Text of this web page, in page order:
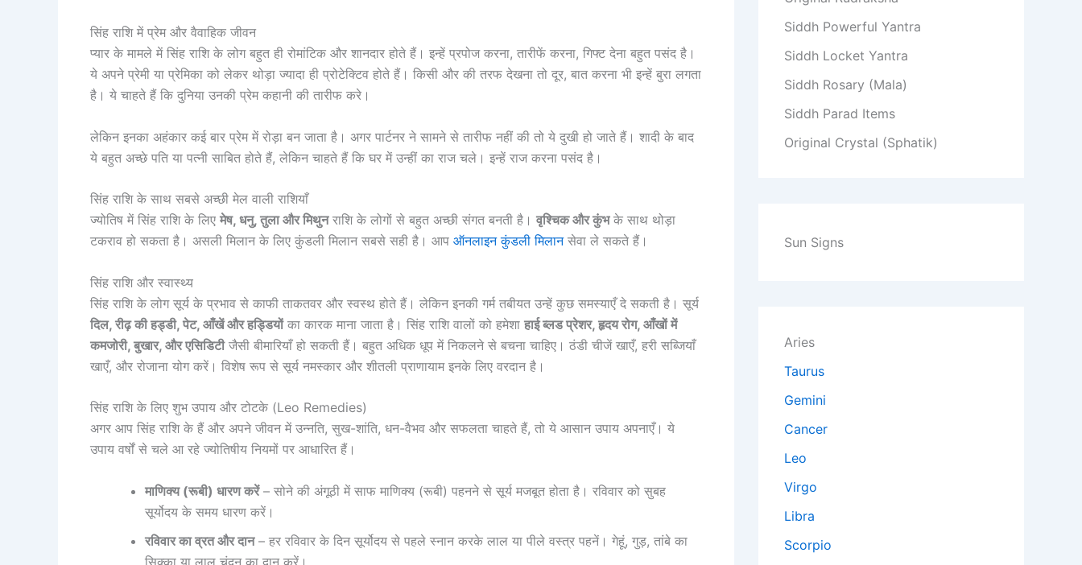
सिंह राशि में प्रेम और वैवाहिक जीवन
प्यार के मामले में सिंह राशि के लोग बहुत ही रोमांटिक और शानदार होते हैं। इन्हें प्रपोज करना, तारीफें करना, गिफ्ट देना बहुत पसंद है।
ये अपने प्रेमी या प्रेमिका को लेकर थोड़ा ज्यादा ही प्रोटेक्टिव होते हैं। किसी और की तरफ देखना तो दूर, बात करना भी इन्हें बुरा लगता
है। ये चाहते हैं कि दुनिया उनकी प्रेम कहानी की तारीफ करे।
लेकिन इनका अहंकार कई बार प्रेम में रोड़ा बन जाता है। अगर पार्टनर ने सामने से तारीफ नहीं की तो ये दुखी हो जाते हैं। शादी के बाद
ये बहुत अच्छे पति या पत्नी साबित होते हैं, लेकिन चाहते हैं कि घर में उन्हीं का राज चले। इन्हें राज करना पसंद है।
सिंह राशि के साथ सबसे अच्छी मेल वाली राशियाँ
ज्योतिष में सिंह राशि के लिए मेष, धनु, तुला और मिथुनराशि के लोगों से बहुत अच्छी संगत बनती है। वृश्चिक और कुंभके साथ थोड़ा
टकराव हो सकता है। असली मिलान के लिए कुंडली मिलान सबसे सही है। आप ऑनलाइन कुंडली मिलानसेवा ले सकते हैं।
सिंह राशि और स्वास्थ्य
सिंह राशि के लोग सूर्य के प्रभाव से काफी ताकतवर और स्वस्थ होते हैं। लेकिन इनकी गर्म तबीयत उन्हें कुछ समस्याएँ दे सकती है। सूर्य
दिल, रीढ़ की हड्डी, पेट, आँखें और हड्डियोंका कारक माना जाता है। सिंह राशि वालों को हमेशा हाई ब्लड प्रेशर, हृदय रोग, आँखों में
कमजोरी, बुखार, और एसिडिटीजैसी बीमारियाँ हो सकती हैं। बहुत अधिक धूप में निकलने से बचना चाहिए। ठंडी चीजें खाएँ, हरी सब्जियाँ
खाएँ, और रोजाना योग करें। विशेष रूप से सूर्य नमस्कार और शीतली प्राणायाम इनके लिए वरदान है।
सिंह राशि के लिए शुभ उपाय और टोटके (Leo Remedies)
अगर आप सिंह राशि के हैं और अपने जीवन में उन्नति, सुख-शांति, धन-वैभव और सफलता चाहते हैं, तो ये आसान उपाय अपनाएँ। ये
उपाय वर्षों से चले आ रहे ज्योतिषीय नियमों पर आधारित हैं।
माणिक्य (रूबी) धारण करें– सोने की अंगूठी में साफ माणिक्य (रूबी) पहनने से सूर्य मजबूत होता है। रविवार को सुबह
सूर्योदय के समय धारण करें।
रविवार का व्रत और दान– हर रविवार के दिन सूर्योदय से पहले स्नान करके लाल या पीले वस्त्र पहनें। गेहूं, गुड़, तांबे का
सिक्का या लाल चंदन का दान करें।
Siddh Powerful Yantra
Siddh Locket Yantra
Siddh Rosary (Mala)
Siddh Parad Items
Original Crystal (Sphatik)
Sun Signs
Aries
Taurus
Gemini
Cancer
Leo
Virgo
Libra
Scorpio